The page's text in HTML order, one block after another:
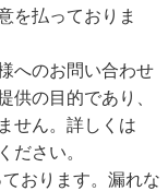
を払っておりま
へのお問い合わせ
供の目的であり、
せん。詳しくは
ださい。
おります。漏れな